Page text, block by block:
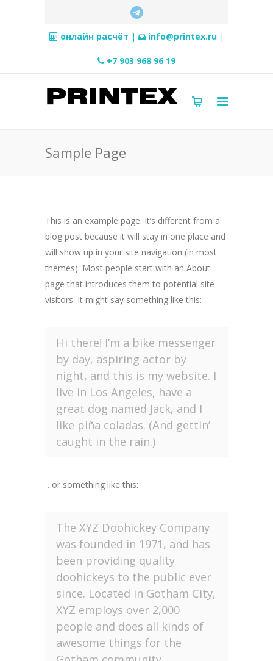
онлайн расчёт | info@printex.ru|
+7 903 968 96 19
Sample Page
This is an example page. It’s different from a
blog post because it will stay in one place and
will show up in your site navigation (in most
themes). Most people start with an About
page that introduces them to potential site
visitors. It might say something like this:
Hi there! I’m a bike messenger
by day, aspiring actor by
night, and this is my website. I
live in Los Angeles, have a
great dog named Jack, and I
like piña coladas. (And gettin’
caught in the rain.)
…or something like this:
The XYZ Doohickey Company
was founded in 1971, and has
been providing quality
doohickeys to the public ever
since. Located in Gotham City,
XYZ employs over 2,000
people and does all kinds of
awesome things for the